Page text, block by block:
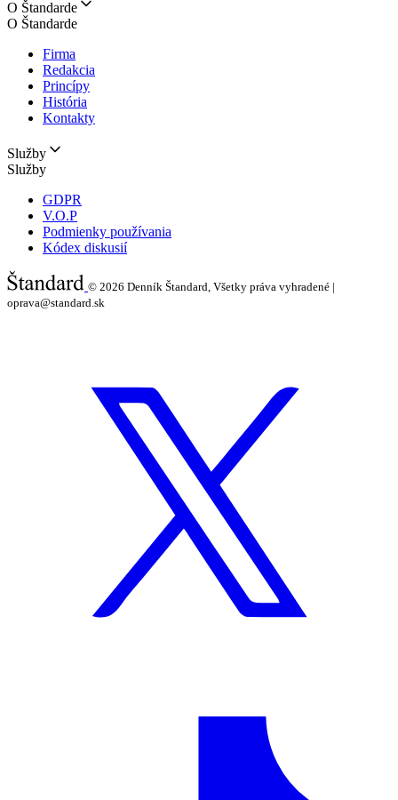
O Štandarde
O Štandarde
Firma
Redakcia
Princípy
História
Kontakty
Služby
Služby
GDPR
V.O.P
Podmienky používania
Kódex diskusií
© 2026 Denník Štandard, Všetky práva vyhradené |
oprava@standard.sk